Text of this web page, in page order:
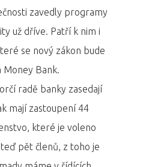
zavedly programy
už dříve. Patří k nim i
se nový zákon bude
Bank.
radě banky zasedají
mají zastoupení 44
které je voleno
pět členů, z toho je
Domů
Program 26.3.
Program 27.3.
Osobnosti